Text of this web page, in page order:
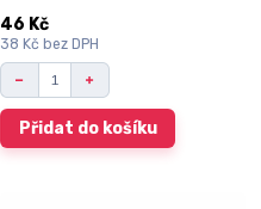
46 Kč
38 Kč bez DPH
Přidat do košíku